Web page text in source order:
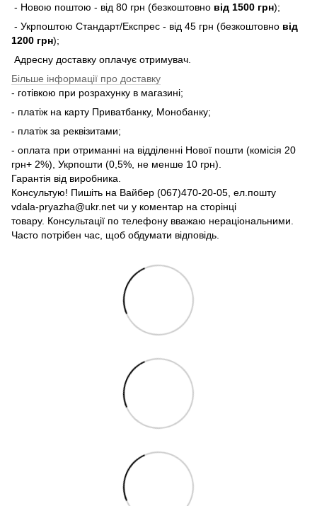
- Новою поштою - від 80 грн (безкоштовно від 1500 грн);
- Укрпоштою Стандарт/Експрес - від 45 грн (безкоштовно від
1200 грн);
Адресну доставку оплачує отримувач.
Більше інформації про доставку
- готівкою при розрахунку в магазині;
- платіж на карту Приватбанку, Монобанку;
- платіж за реквізитами;
- оплата при отриманні на відділенні Нової пошти (комісія 20
грн+ 2%), Укрпошти (0,5%, не менше 10 грн).
Гарантія від виробника.
Консультую! Пишіть на Вайбер (067)470-20-05, ел.пошту
vdala-pryazha@ukr.net чи у коментар на сторінці
товару. Консультації по телефону вважаю нераціональними.
Часто потрібен час, щоб обдумати відповідь.